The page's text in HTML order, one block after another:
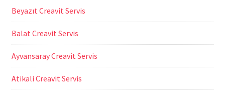
Beyazıt Creavit Servis
Balat Creavit Servis
Ayvansaray Creavit Servis
Atikali Creavit Servis